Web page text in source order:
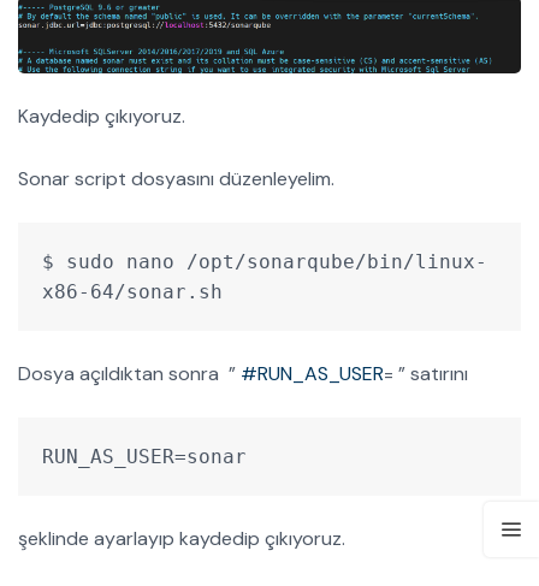
Kaydedip çıkıyoruz.
Sonar script dosyasını düzenleyelim.
$ sudo nano /opt/sonarqube/bin/linux-
x86-64/sonar.sh
Dosya açıldıktan sonra ” #RUN_AS_USER= ” satırını
RUN_AS_USER=sonar
şeklinde ayarlayıp kaydedip çıkıyoruz.